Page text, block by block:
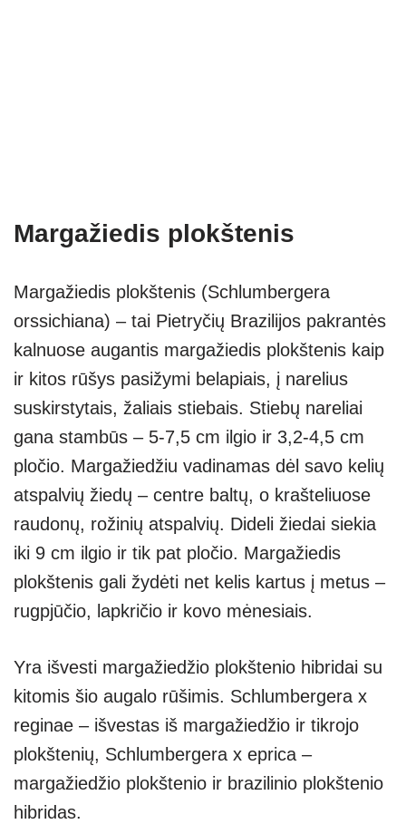
Margažiedis plokštenis
Margažiedis plokštenis (Schlumbergera
orssichiana) – tai Pietryčių Brazilijos pakrantės
kalnuose augantis margažiedis plokštenis kaip
ir kitos rūšys pasižymi belapiais, į narelius
suskirstytais, žaliais stiebais. Stiebų nareliai
gana stambūs – 5-7,5 cm ilgio ir 3,2-4,5 cm
pločio. Margažiedžiu vadinamas dėl savo kelių
atspalvių žiedų – centre baltų, o krašteliuose
raudonų, rožinių atspalvių. Dideli žiedai siekia
iki 9 cm ilgio ir tik pat pločio. Margažiedis
plokštenis gali žydėti net kelis kartus į metus –
rugpjūčio, lapkričio ir kovo mėnesiais.
Yra išvesti margažiedžio plokštenio hibridai su
kitomis šio augalo rūšimis. Schlumbergera x
reginae – išvestas iš margažiedžio ir tikrojo
plokštenių, Schlumbergera x eprica –
margažiedžio plokštenio ir brazilinio plokštenio
hibridas.